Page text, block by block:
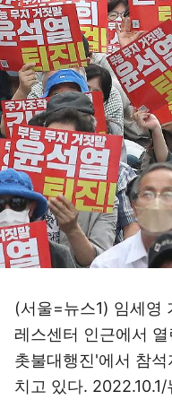
(서울=뉴스1) 임세영
레스센터 인근에서
촛불대행진'에서 참
치고 있다. 2022.10.1/